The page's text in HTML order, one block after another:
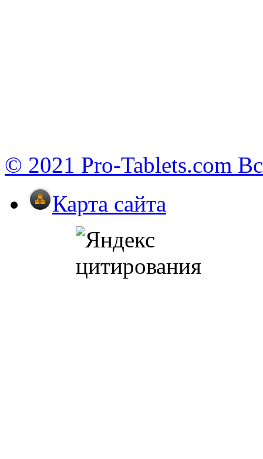
© 2021 Pro-Tablets.com
Карта сайта